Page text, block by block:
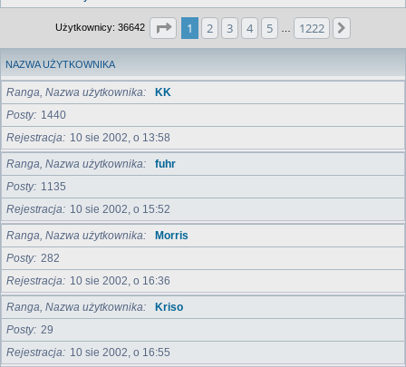
Użytkownicy: 36642 Strona1 z1222
1 2 3 4 5 1222
NAZWA UŻYTKOWNIKA
Ranga, Nazwa użytkownika
KK
Posty
1440
Rejestracja
10 sie 2002, o 13:58
Ranga, Nazwa użytkownika
fuhr
Posty
1135
Rejestracja
10 sie 2002, o 15:52
Ranga, Nazwa użytkownika
Morris
Posty 282
Rejestracja
10 sie 2002, o 16:36
Ranga, Nazwa użytkownika
Kriso
Posty 29
Rejestracja
10 sie 2002, o 16:55